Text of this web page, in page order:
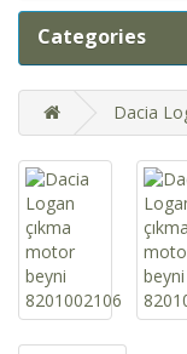
Categories
Dacia